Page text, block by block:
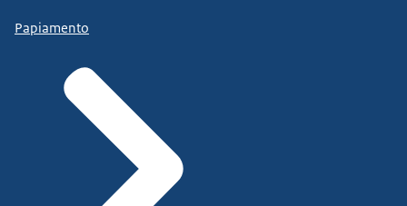
Papiamento